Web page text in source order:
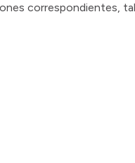
correspondientes,